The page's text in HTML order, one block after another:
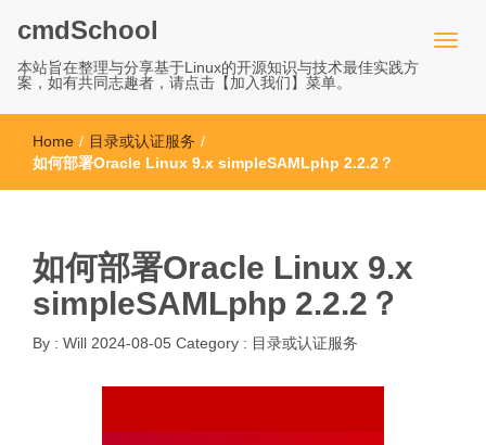
cmdSchool
本站旨在整理与分享基于Linux的开源知识与技术最佳实践方
案，如有共同志趣者，请点击【加入我们】菜单。
Home / 目录或认证服务 /
如何部署Oracle Linux 9.x simpleSAMLphp 2.2.2？
如何部署Oracle Linux 9.x
simpleSAMLphp 2.2.2？
By : Will 2024-08-05 Category : 目录或认证服务